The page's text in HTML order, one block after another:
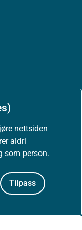
nettsiden
aldri
som person.
Tilpass